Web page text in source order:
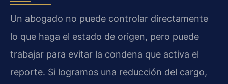
Un abogado no puede controlar directamente
lo que haga el estado de origen, pero puede
trabajar para evitar la condena que activa el
reporte. Si logramos una reducción del cargo,